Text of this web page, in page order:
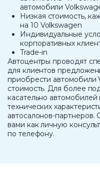
автомобили
Низкая стоимость,
на 10 Volkswagen
Индивидуальные
корпоративных
Trade-in
Автоцентры проводят
для клиентов
приобрести автомобили
стоимость. Для более
касательно
технических
автосалонов-партнеров.
вами как личную
по телефону.